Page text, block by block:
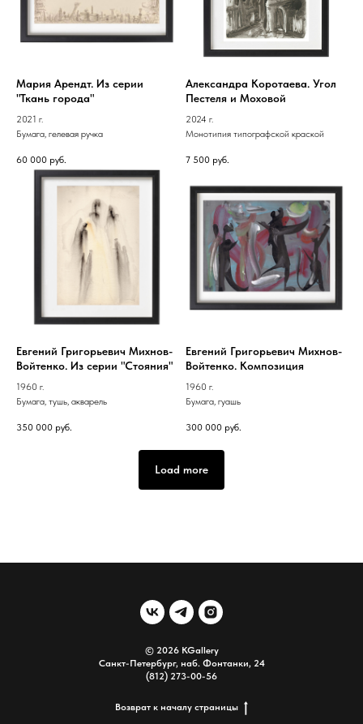
Мария Арендт. Из серии
"Ткань города"
2021 г.
Бумага, гелевая ручка
60 000 руб.
Александра Коротаева. Угол
Пестеля и Моховой
2024 г.
Монотипия типографской краской
7 500 руб.
Евгений Григорьевич Михнов-
Войтенко. Из серии "Стояния"
1960 г.
Бумага, тушь, акварель
350 000 руб.
Евгений Григорьевич Михнов-
Войтенко. Композиция
1960 г.
Бумага, гуашь
300 000 руб.
Load more
© 2026 KGallery
Санкт-Петербург, наб. Фонтанки, 24
(812) 273-00-56
Возврат к началу страницы